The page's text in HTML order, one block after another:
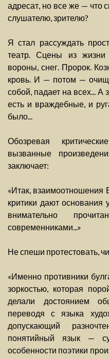
адресат, но все же — что
слушателю, зрителю?
Я стал рассуждать
театр. Сцены из жизни
вороны, снег. Пророк.
кровь. И — потом —
собой, падает на всех...
есть и враждебные, и
было...
Обозревая
вызванные
заключает:
«Итак, взаимоотношения
критики дают основания
внимательно
современниками...»
Не спеши протестовать,
«Именно противники
зоркостью, которая
делали достоянием
переводя с языка
допускающий
понятийный язык —
особенности поэтики